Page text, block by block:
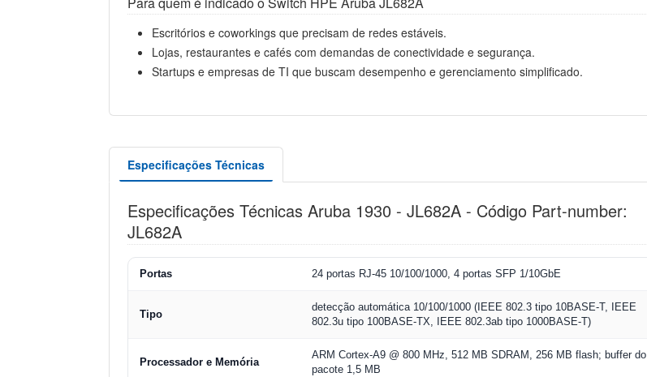
Escritórios e coworkings que precisam de redes estáveis.
Lojas, restaurantes e cafés com demandas de conectividade e segurança.
Startups e empresas de TI que buscam desempenho e gerenciamento simplificado.
Especificações Técnicas
Especificações Técnicas Aruba 1930 - JL682A - Código Part-number:
JL682A
Portas 24 portas RJ-45 10/100/1000, 4 portas SFP 1/10GbE
Tipo
detecção automática 10/100/1000 (IEEE 802.3 tipo 10BASE-T, IEEE
802.3u tipo 100BASE-TX, IEEE 802.3ab tipo 1000BASE-T)
Processador e Memória
ARM Cortex-A9 @ 800 MHz, 512 MB SDRAM, 256 MB flash; buffer do
pacote 1,5 MB